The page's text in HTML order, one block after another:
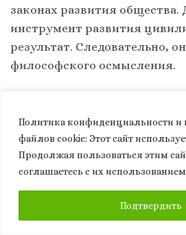
Политика конфиденциальности и
файлов сookie: Этот сайт
Продолжая пользоваться этим
соглашаетесь с их
Подтвердить
законах развития общества.
инструмент развития
результат. Следовательно,
философского осмысления.
дисциплина является
объективной необходимости
закономерностей развития
общественного явления,
выявить их влияние на
людей» и «мир отдельной